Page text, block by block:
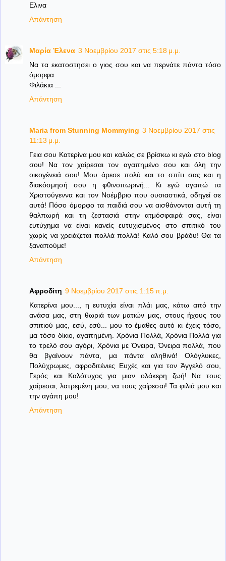
Ελινα
Απάντηση
Μαρία Έλενα 3 Νοεμβρίου 2017 στις 5:18 μ.μ.
Να τα εκατοστησει ο γιος σου και να περνάτε πάντα τόσο
όμορφα.
Φιλάκια ...
Απάντηση
Maria from Stunning Mommying 3 Νοεμβρίου 2017 στις
11:13 μ.μ.
Γεια σου Κατερίνα μου και καλώς σε βρίσκω κι εγώ στο blog
σου! Να τον χαίρεσαι τον αγαπημένο σου και όλη την
οικογένειά σου! Μου άρεσε πολύ και το σπίτι σας και η
διακόσμησή σου η φθινοπωρινή... Κι εγώ αγαπώ τα
Χριστούγεννα και τον Νοέμβριο που ουσιαστικά, οδηγεί σε
αυτά! Πόσο όμορφο τα παιδιά σου να αισθάνονται αυτή τη
θαλπωρή και τη ζεστασιά στην ατμόσφαιρά σας, είναι
ευτύχημα να είναι κανείς ευτυχισμένος στο σπιτικό του
χωρίς να χρειάζεται πολλά πολλά! Καλό σου βράδυ! Θα τα
ξαναπούμε!
Απάντηση
Αφροδίτη 9 Νοεμβρίου 2017 στις 1:15 π.μ.
Κατερίνα μου..., η ευτυχία είναι πλάι μας, κάτω από την
ανάσα μας, στη θωριά των ματιών μας, στους ήχους του
σπιτιού μας, εσύ, εσύ... μου το έμαθες αυτό κι έχεις τόσο,
μα τόσο δίκιο, αγαπημένη. Χρόνια Πολλά, Χρόνια Πολλά για
το τρελό σου αγόρι, Χρόνια με Όνειρα, Όνειρα πολλά, που
θα βγαίνουν πάντα, μα πάντα αληθινά! Ολόγλυκες,
Πολύχρωμες, αφροδιτένιες Ευχές και για τον Άγγελό σου,
Γερός και Καλότυχος για μιαν ολάκερη ζωή! Να τους
χαίρεσαι, λατρεμένη μου, να τους χαίρεσαι! Τα φιλιά μου και
την αγάπη μου!
Απάντηση